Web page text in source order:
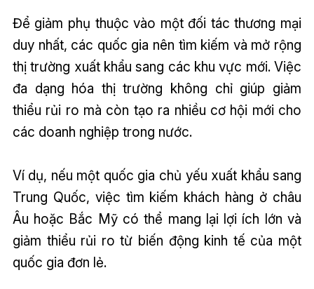
Để giảm phụ thuộc vào một đối tác thương mại
duy nhất, các quốc gia nên tìm kiếm và mở rộng
thị trường xuất khẩu sang các khu vực mới. Việc
đa dạng hóa thị trường không chỉ giúp giảm
thiểu rủi ro mà còn tạo ra nhiều cơ hội mới cho
các doanh nghiệp trong nước.
Ví dụ, nếu một quốc gia chủ yếu xuất khẩu sang
Trung Quốc, việc tìm kiếm khách hàng ở châu
Âu hoặc Bắc Mỹ có thể mang lại lợi ích lớn và
giảm thiểu rủi ro từ biến động kinh tế của một
quốc gia đơn lẻ.